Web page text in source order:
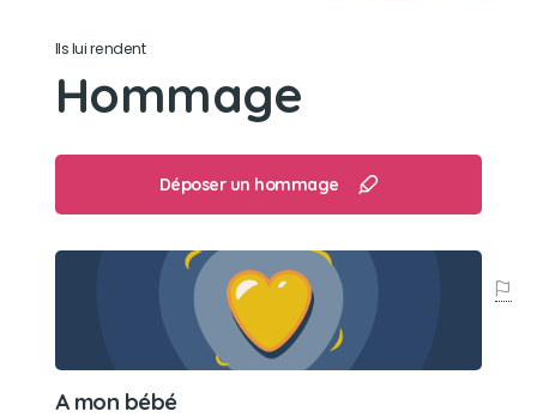
Ils lui rendent
Hommage
Déposer un hommage
A mon bébé